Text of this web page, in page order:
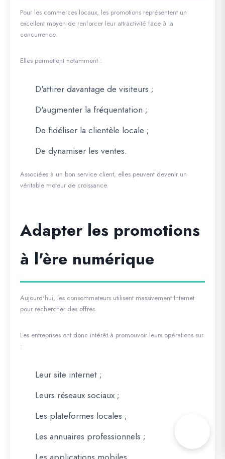
Pour les commerces locaux, les promotions représentent un
excellent moyen de renforcer leur attractivité face à la
concurrence.
Elles permettent notamment :
D'attirer davantage de visiteurs ;
D'augmenter la fréquentation ;
De fidéliser la clientèle locale ;
De dynamiser les ventes.
Associées à un bon service client, elles peuvent devenir un
véritable moteur de croissance.
Adapter les promotions
à l'ère numérique
Aujourd'hui, les consommateurs utilisent massivement Internet
pour rechercher des offres.
Les entreprises ont donc intérêt à promouvoir leurs opérations sur
:
Leur site internet ;
Leurs réseaux sociaux ;
Les plateformes locales ;
Les annuaires professionnels ;